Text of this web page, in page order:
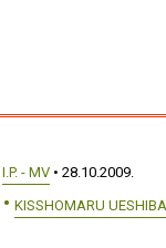
I.P. - MV • 28.10.2009.
KISSHOMARU UESHIBA